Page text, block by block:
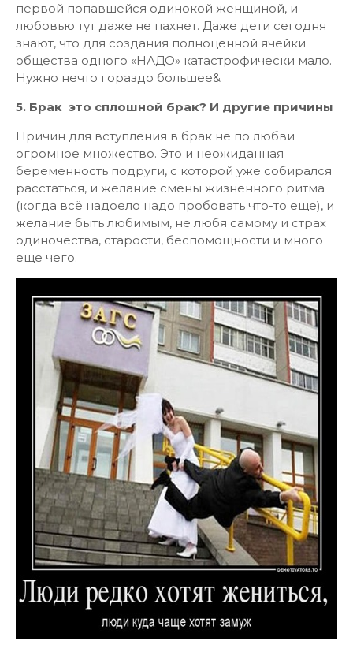
первой попавшейся одинокой женщиной, и
любовью тут даже не пахнет. Даже дети сегодня
знают, что для создания полноценной ячейки
общества одного «НАДО» катастрофически мало.
Нужно нечто гораздо большее&
5. Брак это сплошной брак? И другие причины
Причин для вступления в брак не по любви
огромное множество. Это и неожиданная
беременность подруги, с которой уже собирался
расстаться, и желание смены жизненного ритма
(когда всё надоело надо пробовать что-то еще), и
желание быть любимым, не любя самому и страх
одиночества, старости, беспомощности и много
еще чего.